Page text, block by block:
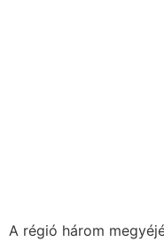
A régió három